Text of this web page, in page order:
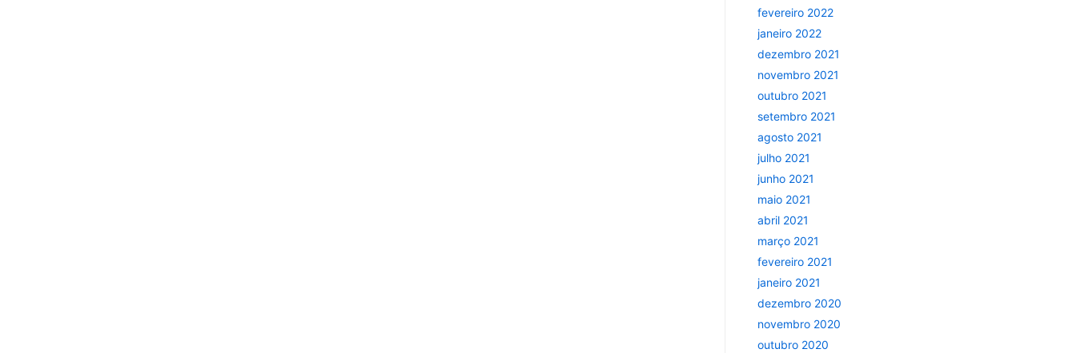
fevereiro 2022
janeiro 2022
dezembro 2021
novembro 2021
outubro 2021
setembro 2021
agosto 2021
julho 2021
junho 2021
maio 2021
abril 2021
março 2021
fevereiro 2021
janeiro 2021
dezembro 2020
novembro 2020
outubro 2020